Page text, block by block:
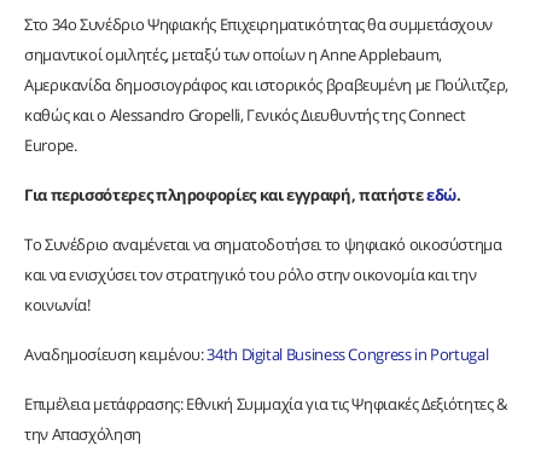
Στο 34ο Συνέδριο Ψηφιακής Επιχειρηματικότητας θα συμμετάσχουν
σημαντικοί ομιλητές, μεταξύ των οποίων η Anne Applebaum,
Αμερικανίδα δημοσιογράφος και ιστορικός βραβευμένη με Πούλιτζερ,
καθώς και ο Alessandro Gropelli, Γενικός Διευθυντής της Connect
Europe.
Για περισσότερες πληροφορίες και εγγραφή, πατήστεεδώ.
Το Συνέδριο αναμένεται να σηματοδοτήσει το ψηφιακό οικοσύστημα
και να ενισχύσει τον στρατηγικό του ρόλο στην οικονομία και την
κοινωνία!
Αναδημοσίευση κειμένου:34th Digital Business Congress in Portugal
Επιμέλεια μετάφρασης: Εθνική Συμμαχία για τις Ψηφιακές Δεξιότητες &
την Απασχόληση